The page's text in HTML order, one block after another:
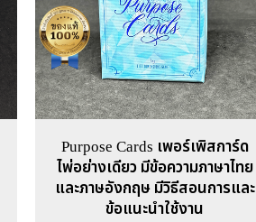
Purpose Cards เพอร์เพิสการ์ด
ไพ่อย่างเดียว มีข้อความภาษาไทย
และภาษอังกฤษ มีวิธีสอนการและ
ข้อแนะนำใช้งาน